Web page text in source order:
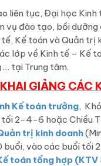
liên tục, Đại học Kinh
vụ đào tạo, bồi
Kế toán và Quản trị
lớp về Kinh tế – Kế
tại Trung tâm.
GIẢNG CÁC
Kế toán trưởng,
tối 2-4-6 hoặc Chiều
trị kinh doanh
buổi, vào các buổi tối
toán tổng hợp